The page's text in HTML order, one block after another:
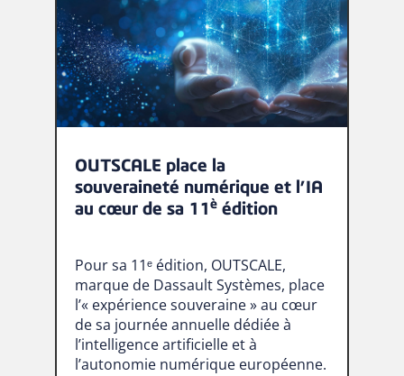
OUTSCALE place la
souveraineté numérique et l’IA
au cœur de sa 11èédition
Pour sa 11ᵉ édition, OUTSCALE,
marque de Dassault Systèmes, place
l’« expérience souveraine » au cœur
de sa journée annuelle dédiée à
l’intelligence artificielle et à
l’autonomie numérique européenne.